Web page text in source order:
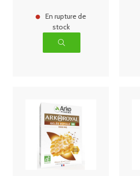
En rupture de
stock